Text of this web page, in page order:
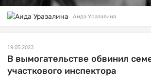
Аида Уразалина
19.05.2023
В вымогательстве обвинил
участкового инспектора